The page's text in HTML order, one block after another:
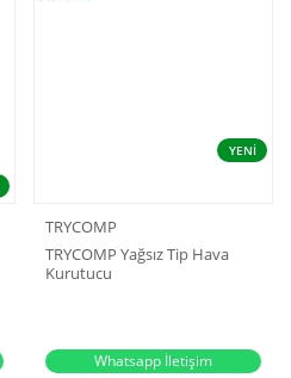
YENİ
TRYCOMP
TRYCOMP Yağsız Tip Hava
Kurutucu
Whatsapp İletişim